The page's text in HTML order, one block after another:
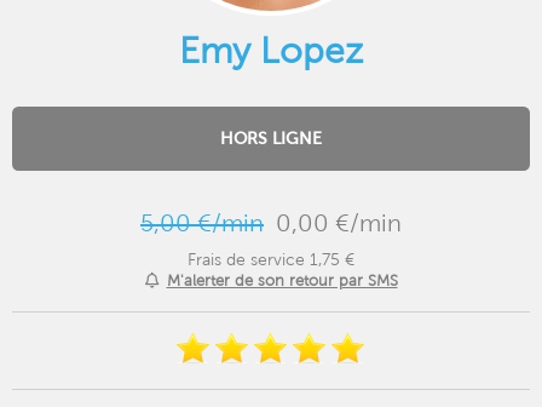
Emy Lopez
HORS LIGNE
5,00 €/min 0,00 €/min
Frais de service 1,75 €
M'alerter de son retour par SMS